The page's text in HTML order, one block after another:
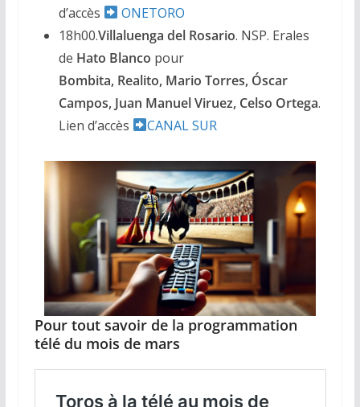
d’accès
ONETORO
18h00.Villaluenga del Rosario. NSP. Erales
de Hato Blanco pour
Bombita, Realito, Mario Torres, Óscar
Campos, Juan Manuel Viruez, Celso Ortega.
Lien d’accès
CANAL SUR
Pour tout savoir de la programmation
télé du mois de mars